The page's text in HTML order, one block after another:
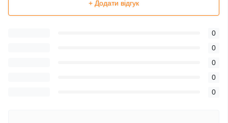
+ Додати відгук
0
0
0
0
0